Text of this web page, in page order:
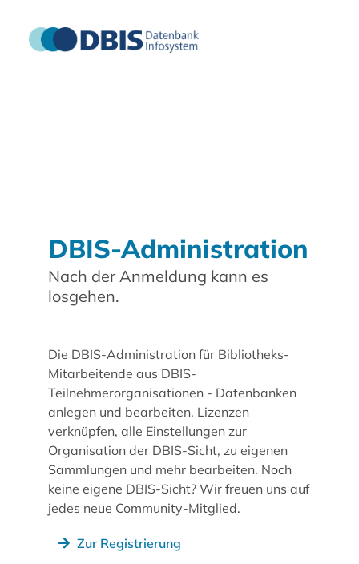
DBIS-Administration
Nach der Anmeldung kann es
losgehen.
Die DBIS-Administration für Bibliotheks-
Mitarbeitende aus DBIS-
Teilnehmerorganisationen - Datenbanken
anlegen und bearbeiten, Lizenzen
verknüpfen, alle Einstellungen zur
Organisation der DBIS-Sicht, zu eigenen
Sammlungen und mehr bearbeiten. Noch
keine eigene DBIS-Sicht? Wir freuen uns auf
jedes neue Community-Mitglied.
Zur Registrierung